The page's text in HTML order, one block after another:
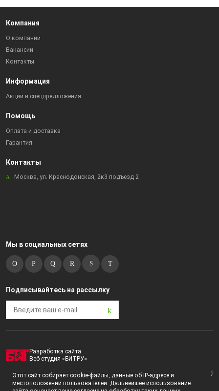
Компания
О компании
Вакансии
Контакты
Информация
Акции и спецпредложения
Помощь
Оплата и доставка
Гарантия
Контакты
Москва, ул. Краснодонская, 2к3 подъезд 2
Мы в социальных сетях
Подписывайтесь на рассылку
Разработка сайта:
Веб-студия «БИТРУ»
2023 © i-market |
Пользовательское соглашение
Политика конфиденциальности
Этот сайт собирает cookie-файлы, данные об IP-адресе и
местоположении пользователей. Дальнейшее использование